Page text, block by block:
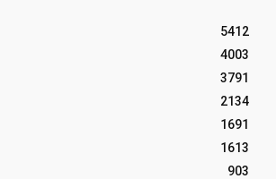
5412
4003
3791
2134
1691
1613
903